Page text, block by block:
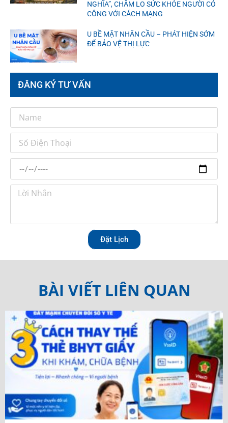
NGHĨA”, CHĂM LO SỨC KHỎE NGƯỜI CÓ
CÔNG VỚI CÁCH MẠNG
U BỀ MẶT NHÃN CẦU – PHÁT HIỆN SỚM
ĐỂ BẢO VỆ THỊ LỰC
ĐĂNG KÝ TƯ VẤN
Đặt Lịch
BÀI VIẾT LIÊN QUAN